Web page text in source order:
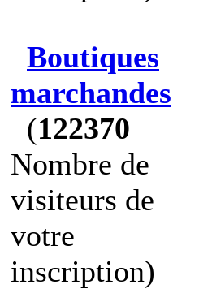
Boutiques
marchandes
(122370
Nombre de
visiteurs de
votre
inscription)